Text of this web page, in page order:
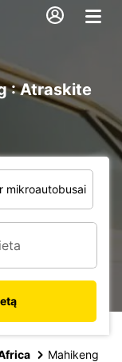
: Atraskite
mikroautobusai
Mahikeng